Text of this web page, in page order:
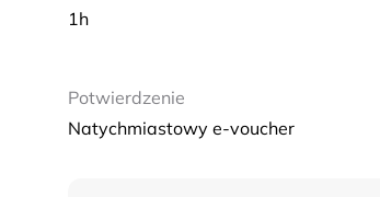
1h
Potwierdzenie
Natychmiastowy e-voucher